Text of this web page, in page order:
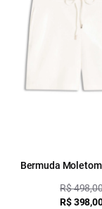
Bermuda
R$
R$